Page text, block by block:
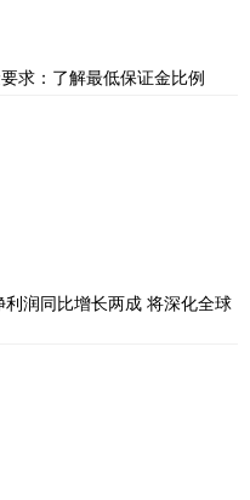
求：了解最低保证金比例
润同比增长两成 将深化全球